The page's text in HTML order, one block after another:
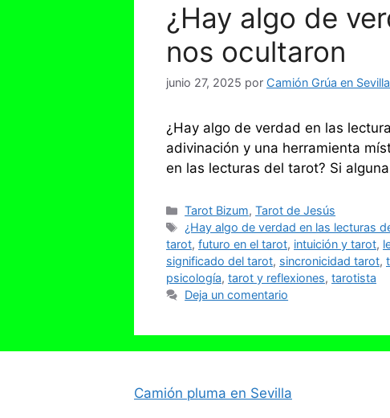
¿Hay algo de
nos ocultaron
junio 27, 2025 por Camión Grúa en Sevilla
¿Hay algo de verdad en las
adivinación y una herramienta
en las lecturas del tarot? Si
Categorías
Tarot Bizum,Tarot de Jesús
Etiquetas
¿Hay algo de verdad en las lecturas
tarot, futuro en el tarot, intuición y tarot,
significado del tarot, sincronicidad tarot,
psicología, tarot y reflexiones, tarotista
Deja un comentario
Camión pluma en Sevilla